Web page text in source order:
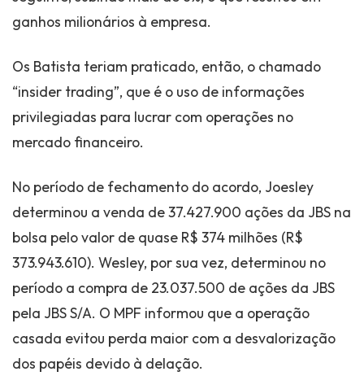
ganhos milionários à empresa.
Os Batista teriam praticado, então, o chamado
“insider trading”, que é o uso de informações
privilegiadas para lucrar com operações no
mercado financeiro.
No período de fechamento do acordo, Joesley
determinou a venda de 37.427.900 ações da JBS na
bolsa pelo valor de quase R$ 374 milhões (R$
373.943.610). Wesley, por sua vez, determinou no
período a compra de 23.037.500 de ações da JBS
pela JBS S/A. O MPF informou que a operação
casada evitou perda maior com a desvalorização
dos papéis devido à delação.